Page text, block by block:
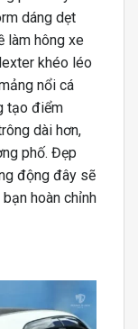
dáng dẹt
làm hông xe
khéo léo
nổi cá
tạo điểm
dài hơn,
phố. Đẹp
động đây sẽ
hoàn chỉnh